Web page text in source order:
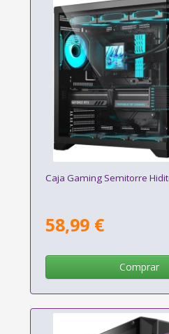
Caja Gaming Semitorre
58,99 €
Comprar